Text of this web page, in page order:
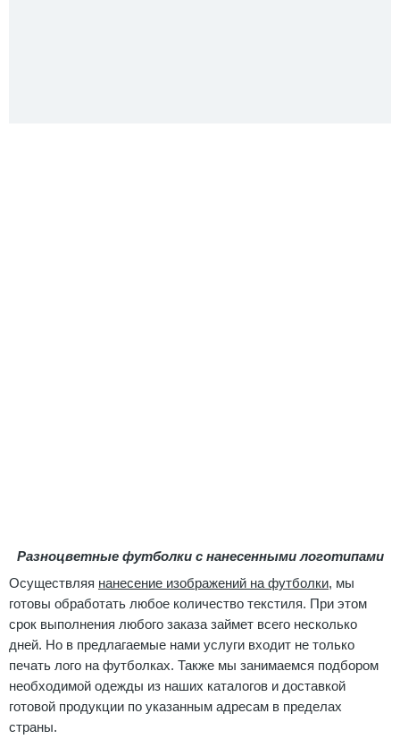
Разноцветные футболки с нанесенными логотипами
Осуществляя нанесение изображений на футболки, мы
готовы обработать любое количество текстиля. При этом
срок выполнения любого заказа займет всего несколько
дней. Но в предлагаемые нами услуги входит не только
печать лого на футболках. Также мы занимаемся подбором
необходимой одежды из наших каталогов и доставкой
готовой продукции по указанным адресам в пределах
страны.